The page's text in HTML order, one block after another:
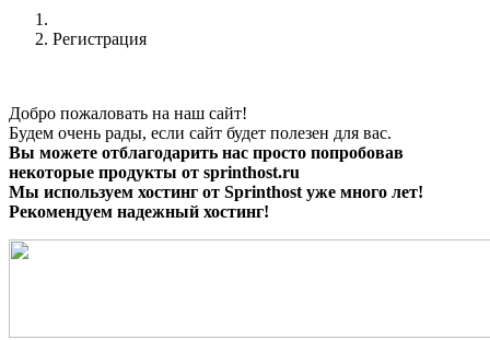
Регистрация
Добро пожаловать на наш сайт!
Будем очень рады, если сайт будет полезен для вас.
Вы можете отблагодарить нас просто попробовав
некоторые продукты от sprinthost.ru
Мы используем хостинг от Sprinthost уже много лет!
Рекомендуем надежный хостинг!